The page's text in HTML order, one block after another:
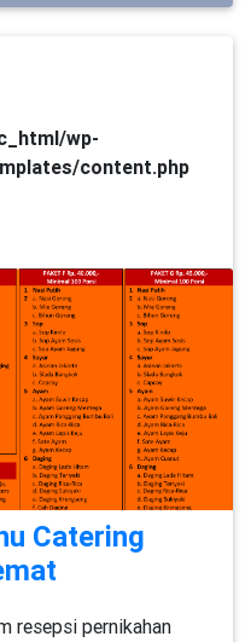
wp-
content.php
Catering
resepsi pernikahan